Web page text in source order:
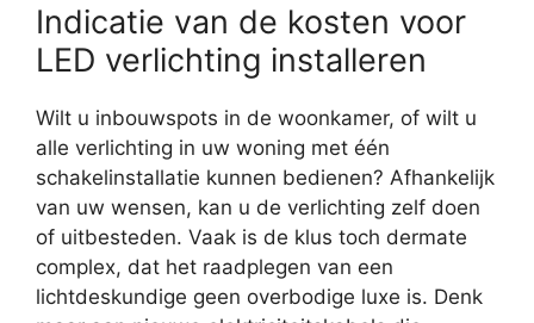
Indicatie van de kosten voor
LED verlichting installeren
Wilt u inbouwspots in de woonkamer, of wilt u
alle verlichting in uw woning met één
schakelinstallatie kunnen bedienen? Afhankelijk
van uw wensen, kan u de verlichting zelf doen
of uitbesteden. Vaak is de klus toch dermate
complex, dat het raadplegen van een
lichtdeskundige geen overbodige luxe is. Denk